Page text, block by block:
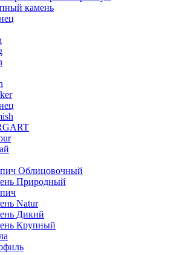
камень
Облицовочный
Природный
Natur
Дикий
Крупный